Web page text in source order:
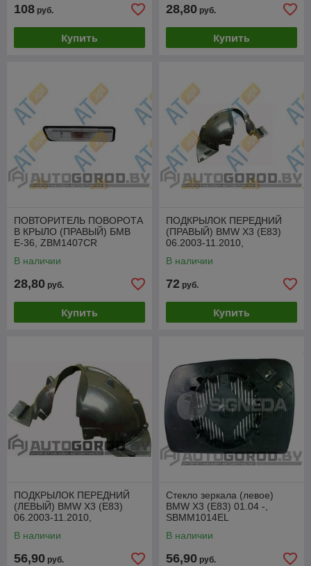
108 руб.
Купить
28,80 руб.
Купить
ПОВТОРИТЕЛЬ ПОВОРОТА
В КРЫЛО (ПРАВЫЙ) БМВ
Е-36, ZBM1407CR
В наличии
28,80 руб.
Купить
ПОДКРЫЛОК ПЕРЕДНИЙ
(ПРАВЫЙ) BMW X3 (E83)
06.2003-11.2010,
В наличии
72 руб.
Купить
ПОДКРЫЛОК ПЕРЕДНИЙ
(ЛЕВЫЙ) BMW X3 (E83)
06.2003-11.2010,
В наличии
56,90 руб.
Стекло зеркала (левое)
BMW X3 (E83) 01.04 -,
SBMM1014EL
В наличии
56,90 руб.